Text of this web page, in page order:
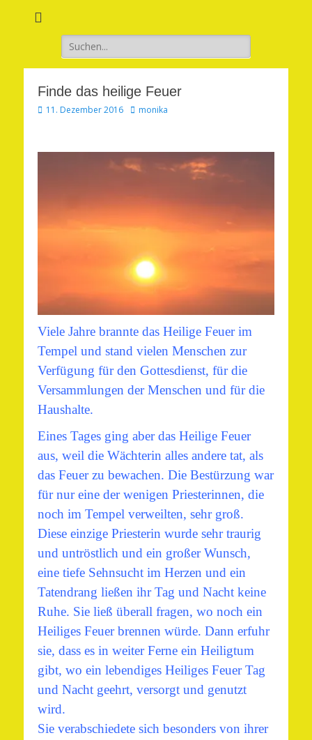
Suchen
nach:
Finde das heilige Feuer
Veröffentlicht
11. Dezember 2016 Autor
monika
Viele Jahre brannte das Heilige Feuer im
Tempel und stand vielen Menschen zur
Verfügung für den Gottesdienst, für die
Versammlungen der Menschen und für die
Haushalte.
Eines Tages ging aber das Heilige Feuer
aus, weil die Wächterin alles andere tat, als
das Feuer zu bewachen. Die Bestürzung war
für nur eine der wenigen Priesterinnen, die
noch im Tempel verweilten, sehr groß.
Diese einzige Priesterin wurde sehr traurig
und untröstlich und ein großer Wunsch,
eine tiefe Sehnsucht im Herzen und ein
Tatendrang ließen ihr Tag und Nacht keine
Ruhe. Sie ließ überall fragen, wo noch ein
Heiliges Feuer brennen würde. Dann erfuhr
sie, dass es in weiter Ferne ein Heiligtum
gibt, wo ein lebendiges Heiliges Feuer Tag
und Nacht geehrt, versorgt und genutzt
wird.
Sie verabschiedete sich besonders von ihrer